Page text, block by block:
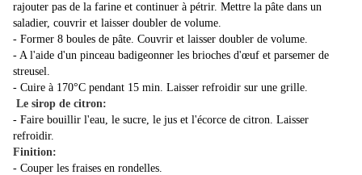
rajouter pas de la farine et continuer à pétrir. Mettre la pâte dans un
saladier, couvrir et laisser doubler de volume.
- Former 8 boules de pâte. Couvrir et laisser doubler de volume.
- A l'aide d'un pinceau badigeonner les brioches d'œuf et parsemer de
streusel.
- Cuire à 170°C pendant 15 min. Laisser refroidir sur une grille.
Le sirop de citron:
- Faire bouillir l'eau, le sucre, le jus et l'écorce de citron. Laisser
refroidir.
Finition:
- Couper les fraises en rondelles.